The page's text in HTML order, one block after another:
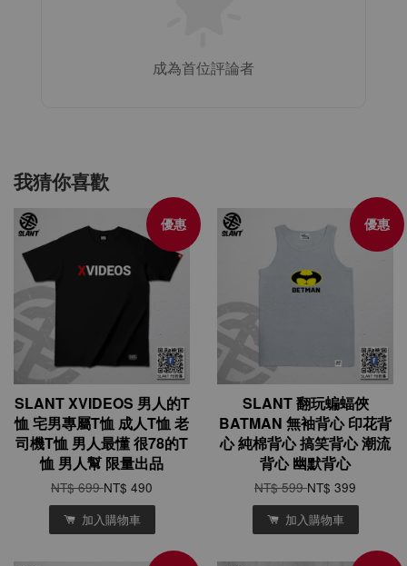
成為首位評論者
我猜你喜歡
優惠
SLANT XVIDEOS 男人的T
恤 宅男專屬T恤 成人T恤 老
司機T恤 男人最懂 很78的T
恤 男人幫 限量出品
NT$ 699NT$ 490
加入購物車
優惠
SLANT 翻玩蝙蝠俠
BATMAN 無袖背心 印花背
心 純棉背心 搞笑背心 潮流
背心 幽默背心
NT$ 599NT$ 399
加入購物車